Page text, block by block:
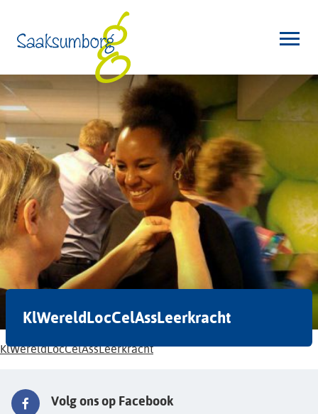
KlWereldLocCelAssLeerkracht
KlWereldLocCelAssLeerkracht
Volg ons op Facebook